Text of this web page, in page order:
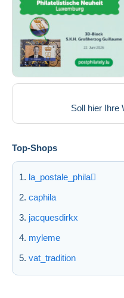
Soll hier Ihre
Top-Shops
la_postale_phila
caphila
jacquesdirkx
myleme
vat_tradition